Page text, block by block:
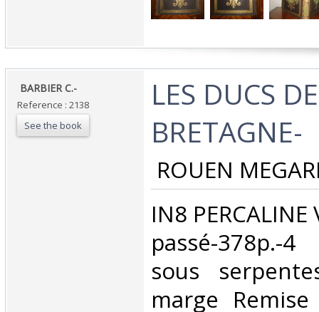
‎ BARBIER C.- ‎
Reference : 2138
See the book
‎LES DUCS DE
BRETAGNE- ‎
ROUEN
‎IN8
passé-
sous
marge